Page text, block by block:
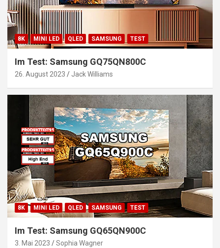
8K MINI LED QLED SAMSUNG TEST
Im Test: Samsung GQ75QN800C
26. August 2023 Jack Williams
8K MINI LED QLED SAMSUNG TEST
Im Test: Samsung GQ65QN900C
3. Mai 2023 Sophia Wagner